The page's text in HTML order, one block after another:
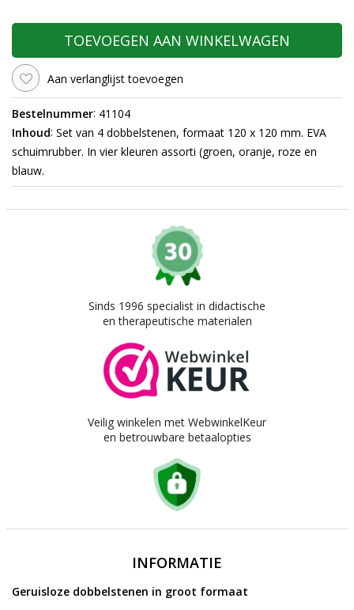
TOEVOEGEN AAN WINKELWAGEN
Aan verlanglijst toevoegen
Bestelnummer: 41104
Inhoud: Set van 4 dobbelstenen, formaat 120 x 120 mm. EVA
schuimrubber. In vier kleuren assorti (groen, oranje, roze en
blauw.
Sinds 1996 specialist in didactische
en therapeutische materialen
Veilig winkelen met WebwinkelKeur
en betrouwbare betaalopties
INFORMATIE
Geruisloze dobbelstenen in groot formaat